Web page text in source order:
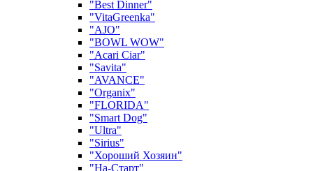
"Best Dinner"
"VitaGreenka"
"AJO"
"BOWL WOW"
"Acari Ciar"
"Savita"
"AVANCE"
"Organix"
"FLORIDA"
"Smart Dog"
"Ultra"
"Sirius"
"Хороший Хозяин"
"На-Старт"